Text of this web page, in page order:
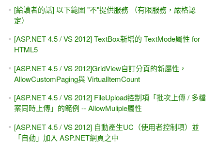
[給讀者的話] 以下範圍 "不"提供服務 （有限服務，嚴格認
定）
[ASP.NET 4.5 / VS 2012] TextBox新增的 TextMode屬性 for
HTML5
[ASP.NET 4.5 / VS 2012]GridView自訂分頁的新屬性，
AllowCustomPaging與 VirtualItemCount
[ASP.NET 4.5 / VS 2012] FileUpload控制項「批次上傳 / 多檔
案同時上傳」的範例 -- AllowMuliple屬性
[ASP.NET 4.5 / VS 2012] 自動產生UC（使用者控制項）並
「自動」加入 ASP.NET網頁之中